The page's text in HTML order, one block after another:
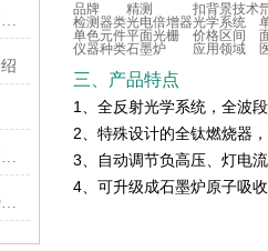
石墨炉原子吸收分光光度计常见问题解答
石墨炉原子吸收分光光度计的使用方法很简单
石墨炉原子吸收分光光度计的优势主要体现在这些方面！
品牌 精测 扣背景技术
检测器类光电倍增器光学系统
单色元件平面光栅 价格区间
仪器种类石墨炉 应用领域
三、产品特点
1、全反射光学系统，全波
2、特殊设计的全钛燃烧器
3、自动调节负高压、灯电
4、可升级成石墨炉原子吸